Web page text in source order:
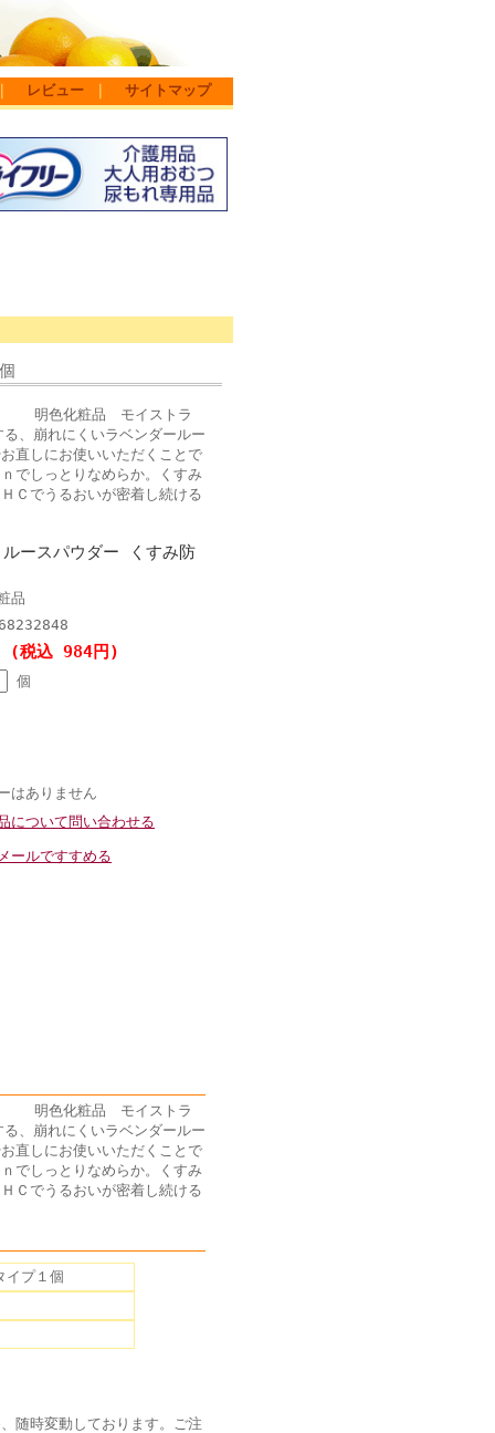
レビュー サイトマップ
) 明色化粧品 モイストラ
、崩れにくいラベンダールー
直しにお使いいただくことで
でしっとりなめらか。くすみ
Ｃでうるおいが密着し続ける
ースパウダー くすみ防
品
(税込 984円)
個
はありません
について問い合わせる
ールですすめる
) 明色化粧品 モイストラ
、崩れにくいラベンダールー
直しにお使いいただくことで
でしっとりなめらか。くすみ
Ｃでうるおいが密着し続ける
プ１個
随時変動しております。ご注